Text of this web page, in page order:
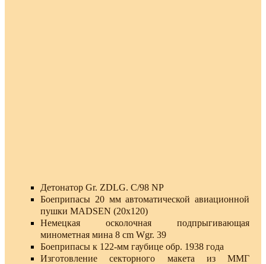
Детонатор Gr. ZDLG. C/98 NP
Боеприпасы 20 мм автоматической авиационной
пушки MADSEN (20x120)
Немецкая осколочная подпрыгивающая
минометная мина 8 сm Wgr. 39
Боеприпасы к 122-мм гаубице обр. 1938 года
Изготовление секторного макета из ММГ